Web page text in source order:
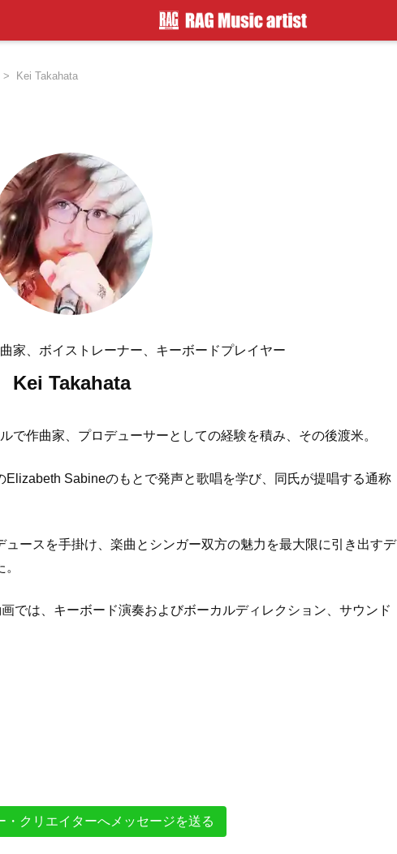
Kei Takahata
家、ボイストレーナー、キーボードプレイヤー
Kei Takahata
で作曲家、プロデューサーとしての経験を積み、その後渡米。
Elizabeth Sabineのもとで発声と歌唱を学び、同氏が提唱する通称
ースを手掛け、楽曲とシンガー双方の魅力を最大限に引き出すデ
では、キーボード演奏およびボーカルディレクション、サウンド
・クリエイターへメッセージを送る